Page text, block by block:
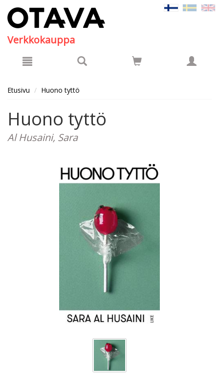
Verkkokauppa
Etusivu Huono tyttö
Huono tyttö
Al Husaini, Sara